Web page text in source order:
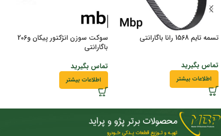
تسمه تایم 1568 رانا باگارانتی
تماس بگیرید
اطلاعات بیشتر
سوکت سوزن انژکتور پیکان و206
باگارانتی
تماس بگیرید
اطلاعات بیشتر